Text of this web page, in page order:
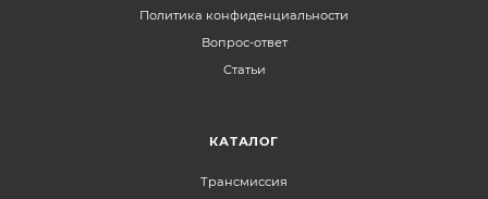
Политика конфиденциальности
Вопрос-ответ
Статьи
КАТАЛОГ
Трансмиссия